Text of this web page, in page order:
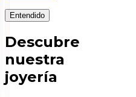
Entendido
Descubre
nuestra
joyería